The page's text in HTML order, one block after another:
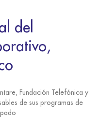
del
Fundación Telefónica y
de sus programas de